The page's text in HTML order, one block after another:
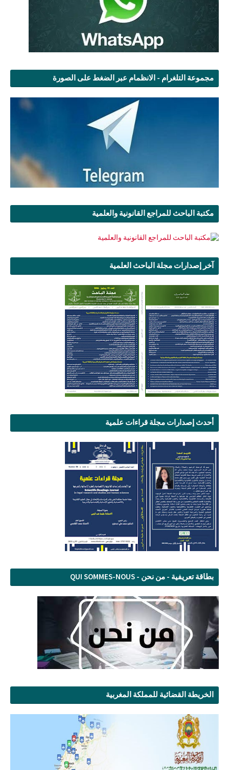
مجموعة التلغرام - الانظمام عبر الضغط على الصورة
مكتبة الباحث للمراجع القانونية والعلمية
آخر إصدارات مجلة الباحث العلمية
أحدث إصدارات مجلة قراءات علمية
بطاقة تعريفية - من نحن - QUI SOMMES-NOUS
الخريطة القضائية للمملكة المغربية